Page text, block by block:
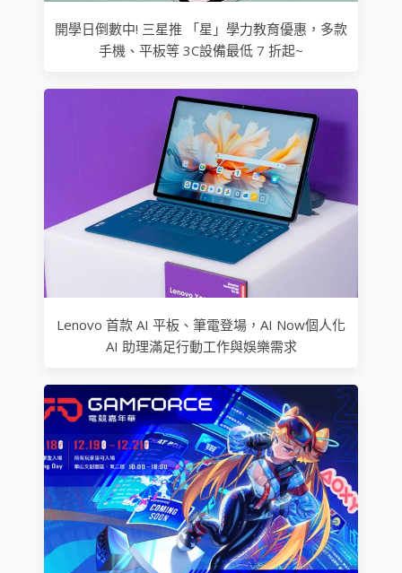
開學日倒數中! 三星推 「星」學力教育優惠，多款
手機、平板等 3C設備最低 7 折起~
Lenovo 首款 AI 平板、筆電登場，AI Now個人化
AI 助理滿足行動工作與娛樂需求